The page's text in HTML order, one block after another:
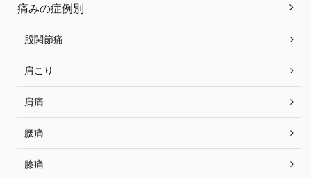
痛みの症例別
股関節痛
肩こり
肩痛
腰痛
膝痛